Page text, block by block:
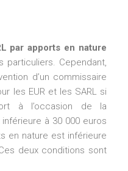
par apports en nature
particuliers. Cependant,
d’un commissaire
les EUR et les SARL si
à l’occasion de la
à 30 000 euros
en nature est inférieure
deux conditions sont